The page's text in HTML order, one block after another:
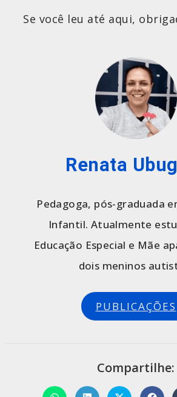
Se você leu até aqui,
Renata
Pedagoga, pós-graduada
Infantil. Atualmente
Educação Especial e Mãe
dois meninos
PUBLICAÇÕES
Compartilhe: